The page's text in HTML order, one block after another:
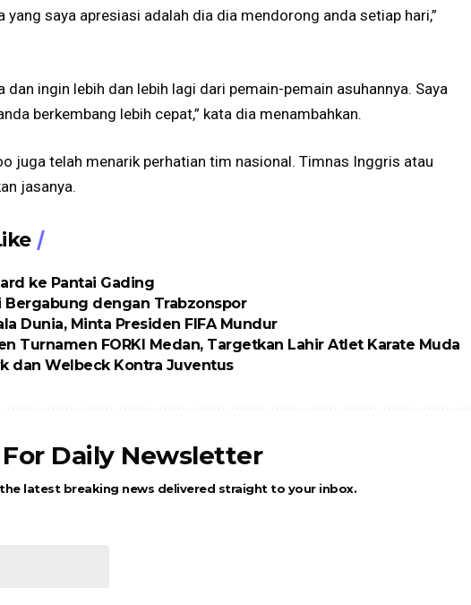
yang saya apresiasi adalah dia dia mendorong anda setiap hari,”
dan ingin lebih dan lebih lagi dari pemain-pemain asuhannya. Saya
berkembang lebih cepat,” kata dia menambahkan.
juga telah menarik perhatian tim nasional. Timnas Inggris atau
jasanya.
ke Pantai Gading
Bergabung dengan Trabzonspor
Dunia, Minta Presiden FIFA Mundur
Turnamen FORKI Medan, Targetkan Lahir Atlet Karate Muda
dan Welbeck Kontra Juventus
Daily Newsletter
latest breaking news delivered straight to your inbox.